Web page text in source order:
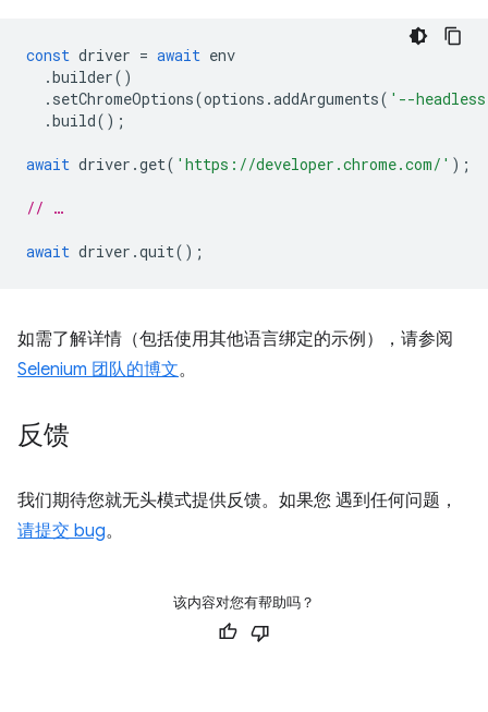
const driver = await env
.builder()
. setChromeOptions(options .addArguments( '--
.build();
await driver .get( 'https://developer.chrome.com/' );
// …
await driver .quit();
如需了解详情（包括使用其他语言绑定的示例），请参阅
Selenium 团队的博文。
反馈
我们期待您就无头模式提供反馈。如果您 遇到任何问题，
请提交 bug。
该内容对您有帮助吗？